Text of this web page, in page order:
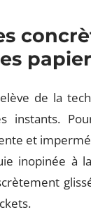
de la
instants.
et
inopinée à